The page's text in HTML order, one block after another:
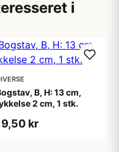
i
B, H: 13 cm,
2 cm, 1 stk.
kr